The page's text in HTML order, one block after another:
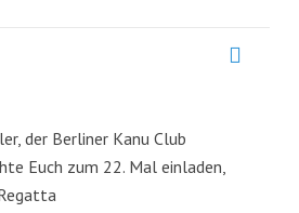
der Berliner Kanu Club
Euch zum 22. Mal einladen,